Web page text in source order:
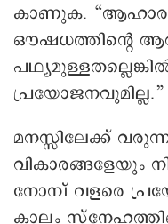
കാണുക.
ഔഷധത്തിന്റെ
പ്രയോജനവുമില്ല.”
മനസ്സിലേക്ക്
വികാരങ്ങളേയും
നോമ്പ് വളരെ
കാലം